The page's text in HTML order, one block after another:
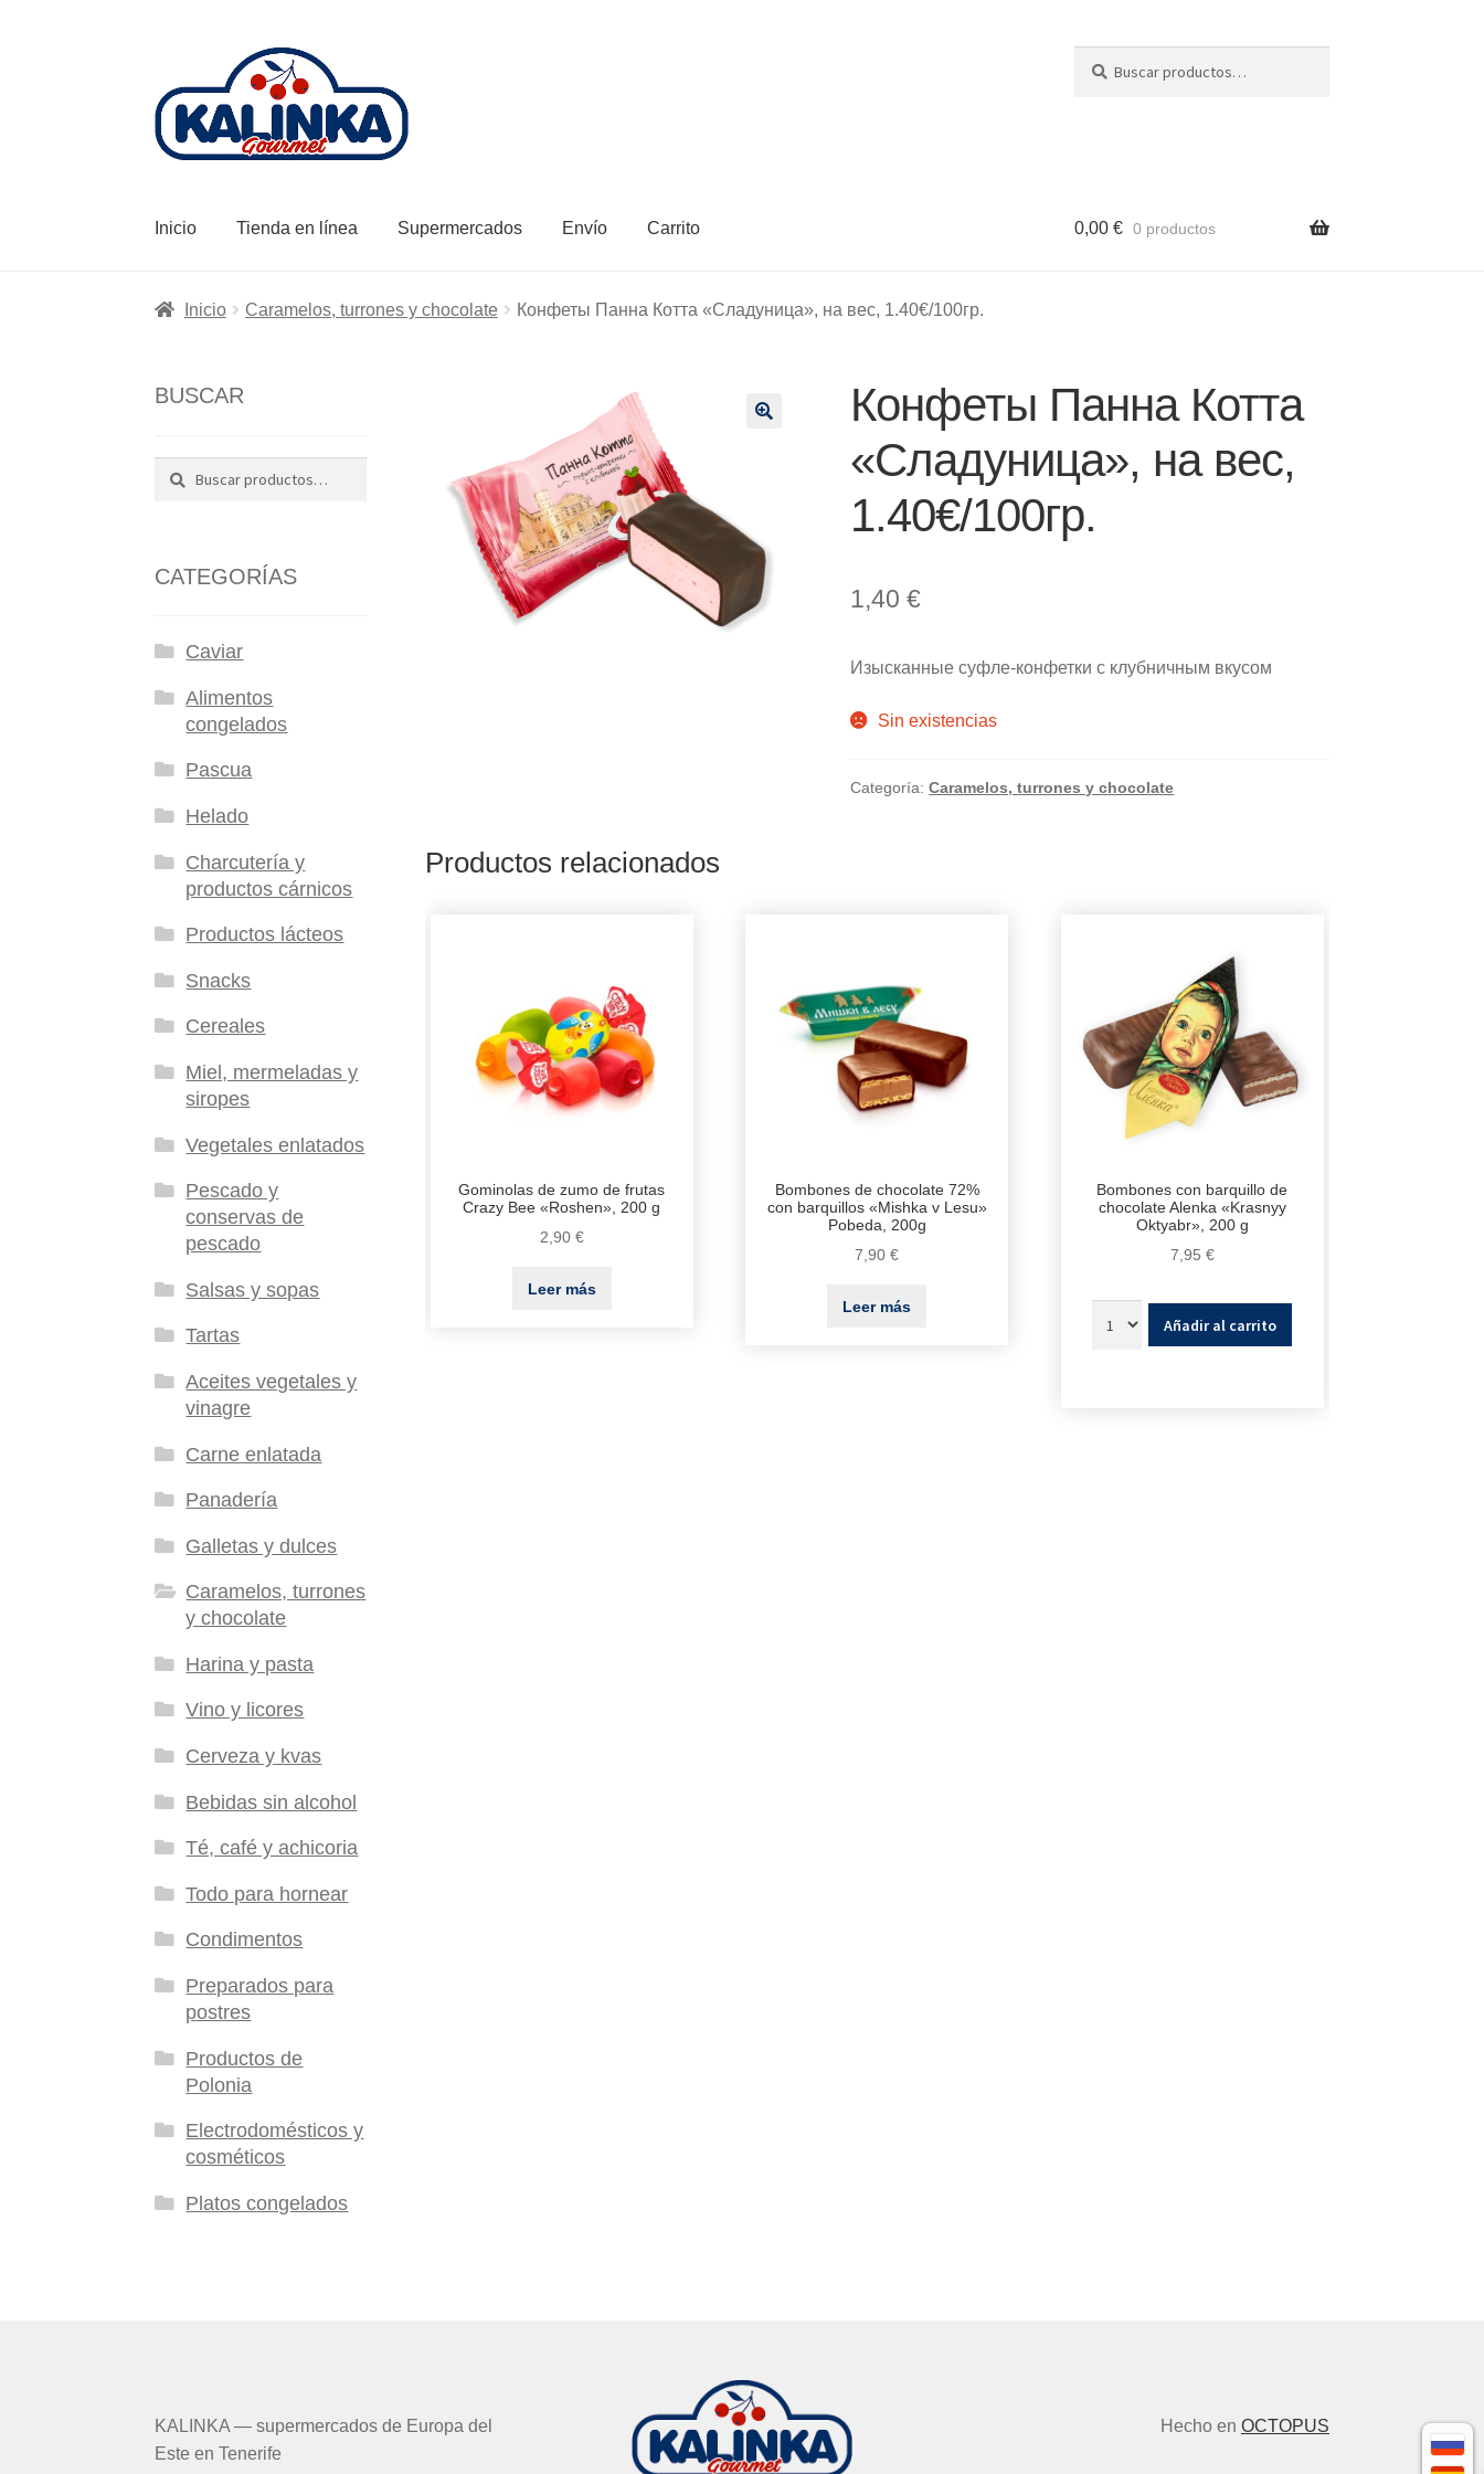
la
navegación
contenido
por:
Inicio Tienda en línea Supermercados Envío Carrito 0,00 € 0 productos
Inicio Caramelos, turrones y chocolate Конфеты Панна Котта «Сладуница», на вес, 1.40€/100гр.
Конфеты Панна Котта
«Сладуница», на вес,
1.40€/100гр.
1,40€
Изысканные суфле-конфетки с клубничным вкусом
Sin existencias
Categoría:Caramelos, turrones y chocolate
Productos relacionados
Gominolas de zumo de frutas
Crazy Bee «Roshen», 200 g
2,90 €
Leer más
Bombones de chocolate 72%
con barquillos «Mishka v Lesu»
Pobeda, 200g
7,90€
Leer más
Bombones con barquillo de
chocolate Alenka «Krasnyy
Oktyabr», 200 g
7,95 €
Añadir al carrito
BUSCAR
Buscar
por:
Buscar
CATEGORÍAS
Caviar
Alimentos
congelados
Pascua
Helado
Charcutería y
productos cárnicos
Productos lácteos
Snacks
Cereales
Miel, mermeladas y
siropes
Vegetales enlatados
Pescado y
conservas de
pescado
Salsas y sopas
Tartas
Aceites vegetales y
vinagre
Carne enlatada
Panadería
Galletas y dulces
Caramelos, turrones
y chocolate
Harina y pasta
Vino y licores
Cerveza y kvas
Bebidas sin alcohol
Té, café y achicoria
Todo para hornear
Condimentos
Preparados para
postres
Productos de
Polonia
Electrodomésticos y
cosméticos
Platos congelados
KALINKA — supermercados de Europa del
Este en Tenerife
Hecho en OCTOPUS